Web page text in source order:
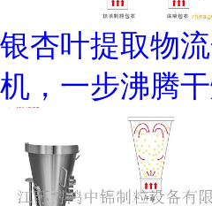
银杏叶提取物
机，一步沸腾